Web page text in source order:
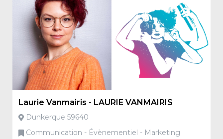
Laurie Vanmairis - LAURIE VANMAIRIS
Dunkerque 59640
Communication - Évènementiel - Marketing